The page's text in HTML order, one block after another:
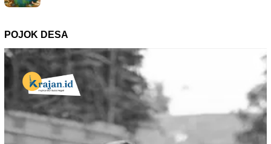
POJOK DESA